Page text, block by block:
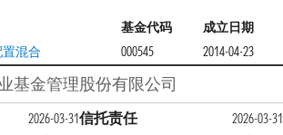
基金代码
成立日期
混合
000545 2014-04-23
基金管理股份有限公司
2026-03-31信托责任 2026-03-31